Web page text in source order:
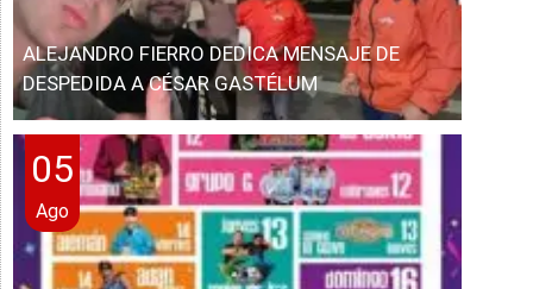
ALEJANDRO FIERRO DEDICA MENSAJE DE
DESPEDIDA A CÉSAR GASTÉLUM
05
Ago